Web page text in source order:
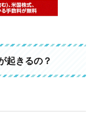
起きるの？